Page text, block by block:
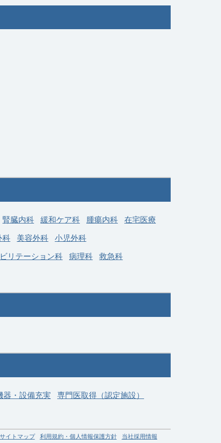
腎臓内科 緩和ケア科 腫瘍内科
在宅医療
科 美容外科
小児外科
リテーション科 病理科
救急科
器・設備充実
専門医取得（認定施設）
サイトマップ 利用規約・個人情報保護方針 当社採用情報